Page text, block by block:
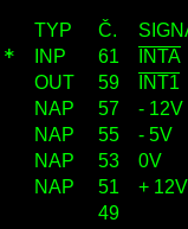
TYP Č.
* INP 61
INTA
OUT 59
INT1
NAP 57
- 12V
NAP 55
- 5V
NAP 53
0V
NAP 51
+ 12V
49